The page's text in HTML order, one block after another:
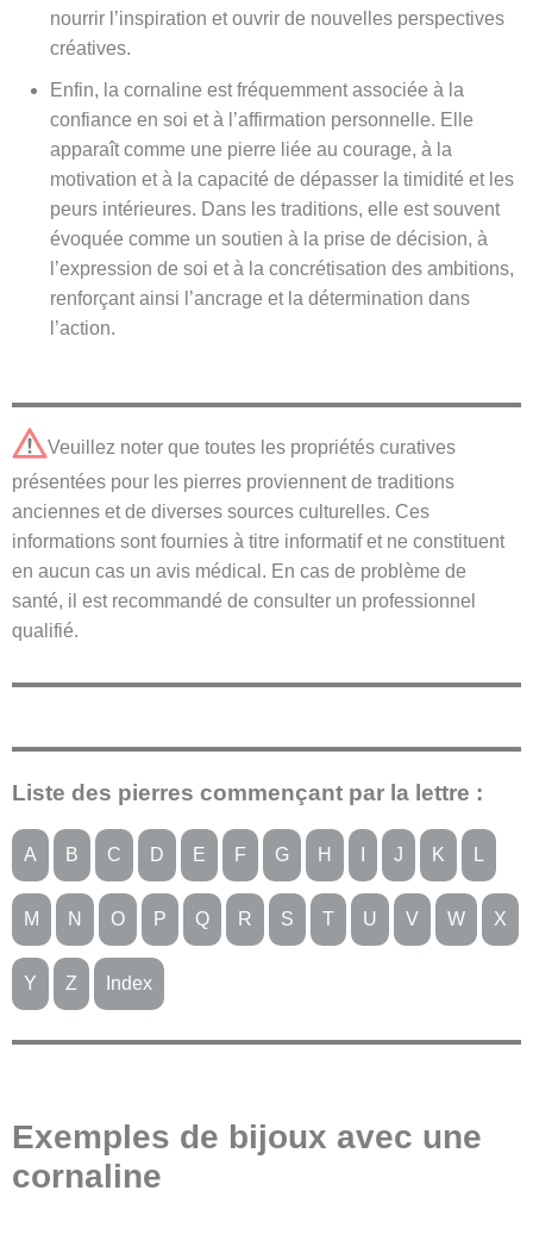
nourrir l’inspiration et ouvrir de nouvelles perspectives
créatives.
Enfin, la cornaline est fréquemment associée à la
confiance en soi et à l’affirmation personnelle. Elle
apparaît comme une pierre liée au courage, à la
motivation et à la capacité de dépasser la timidité et les
peurs intérieures. Dans les traditions, elle est souvent
évoquée comme un soutien à la prise de décision, à
l’expression de soi et à la concrétisation des ambitions,
renforçant ainsi l’ancrage et la détermination dans
l’action.
Veuillez noter que toutes les propriétés curatives
présentées pour les pierres proviennent de traditions
anciennes et de diverses sources culturelles. Ces
informations sont fournies à titre informatif et ne constituent
en aucun cas un avis médical. En cas de problème de
santé, il est recommandé de consulter un professionnel
qualifié.
Liste des pierres commençant par la lettre :
A B C D E F G H J K
M N O P Q R S T U V W X
Y Z Index
Exemples de bijoux avec une
cornaline